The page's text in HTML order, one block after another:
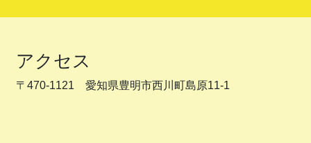
アクセス
〒470-1121 愛知県豊明市西川町島原11-1